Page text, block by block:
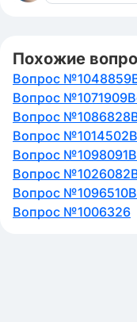
Похожие
Вопрос №1048859
Вопрос №1071909
Вопрос №1086828
Вопрос №1014502
Вопрос №1098091
Вопрос №1026082
Вопрос №1096510
Вопрос №1006326